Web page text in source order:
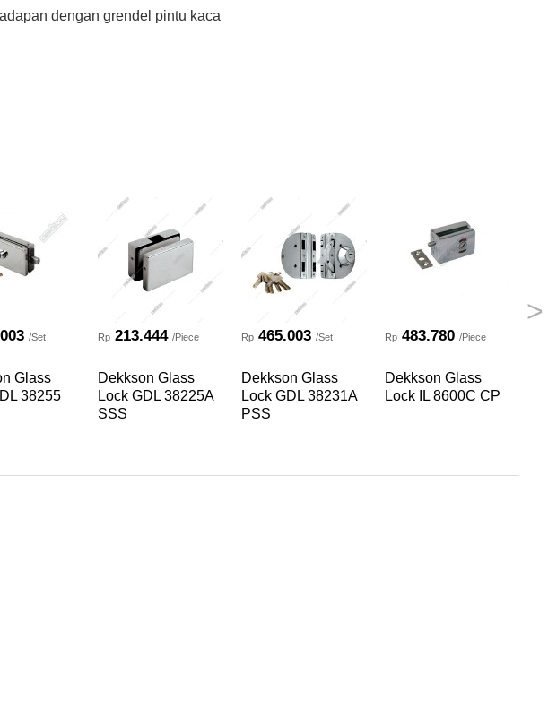
dengan grendel pintu kaca
>
/Set
Glass
38255
Rp 213.444 /Piece
Dekkson Glass
Lock GDL 38225A
SSS
Rp 465.003 /Set
Dekkson Glass
Lock GDL 38231A
PSS
Rp 483.780 /Piece
Dekkson Glass
Lock IL 8600C CP